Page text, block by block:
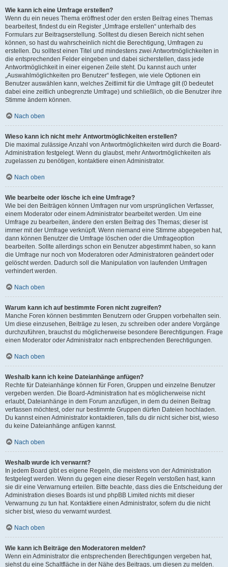
Wie kann ich eine Umfrage erstellen?
Wenn du ein neues Thema eröffnest oder den ersten Beitrag eines Themas
bearbeitest, findest du ein Register „Umfrage erstellen“ unterhalb des
Formulars zur Beitragserstellung. Solltest du diesen Bereich nicht sehen
können, so hast du wahrscheinlich nicht die Berechtigung, Umfragen zu
erstellen. Du solltest einen Titel und mindestens zwei Antwortmöglichkeiten in
die entsprechenden Felder eingeben und dabei sicherstellen, dass jede
Antwortmöglichkeit in einer eigenen Zeile steht. Du kannst auch unter
„Auswahlmöglichkeiten pro Benutzer“ festlegen, wie viele Optionen ein
Benutzer auswählen kann, welches Zeitlimit für die Umfrage gilt (0 bedeutet
dabei eine zeitlich unbegrenzte Umfrage) und schließlich, ob die Benutzer ihre
Stimme ändern können.
Nach oben
Wieso kann ich nicht mehr Antwortmöglichkeiten erstellen?
Die maximal zulässige Anzahl von Antwortmöglichkeiten wird durch die Board-
Administration festgelegt. Wenn du glaubst, mehr Antwortmöglichkeiten als
zugelassen zu benötigen, kontaktiere einen Administrator.
Nach oben
Wie bearbeite oder lösche ich eine Umfrage?
Wie bei den Beiträgen können Umfragen nur vom ursprünglichen Verfasser,
einem Moderator oder einem Administrator bearbeitet werden. Um eine
Umfrage zu bearbeiten, ändere den ersten Beitrag des Themas; dieser ist
immer mit der Umfrage verknüpft. Wenn niemand eine Stimme abgegeben hat,
dann können Benutzer die Umfrage löschen oder die Umfrageoption
bearbeiten. Sollte allerdings schon ein Benutzer abgestimmt haben, so kann
die Umfrage nur noch von Moderatoren oder Administratoren geändert oder
gelöscht werden. Dadurch soll die Manipulation von laufenden Umfragen
verhindert werden.
Nach oben
Warum kann ich auf bestimmte Foren nicht zugreifen?
Manche Foren können bestimmten Benutzern oder Gruppen vorbehalten sein.
Um diese einzusehen, Beiträge zu lesen, zu schreiben oder andere Vorgänge
durchzuführen, brauchst du möglicherweise besondere Berechtigungen. Frage
einen Moderator oder Administrator nach entsprechenden Berechtigungen.
Nach oben
Weshalb kann ich keine Dateianhänge anfügen?
Rechte für Dateianhänge können für Foren, Gruppen und einzelne Benutzer
vergeben werden. Die Board-Administration hat es möglicherweise nicht
erlaubt, Dateianhänge in dem Forum anzufügen, in dem du deinen Beitrag
verfassen möchtest, oder nur bestimmte Gruppen dürfen Dateien hochladen.
Du kannst einen Administrator kontaktieren, falls du dir nicht sicher bist, wieso
du keine Dateianhänge anfügen kannst.
Nach oben
Weshalb wurde ich verwarnt?
In jedem Board gibt es eigene Regeln, die meistens von der Administration
festgelegt werden. Wenn du gegen eine dieser Regeln verstoßen hast, kann
sie dir eine Verwarnung erteilen. Bitte beachte, dass dies die Entscheidung der
Administration dieses Boards ist und phpBB Limited nichts mit dieser
Verwarnung zu tun hat. Kontaktiere einen Administrator, sofern du die nicht
sicher bist, wieso du verwarnt wurdest.
Nach oben
Wie kann ich Beiträge den Moderatoren melden?
Wenn ein Administrator die entsprechenden Berechtigungen vergeben hat,
siehst du eine Schaltfläche in der Nähe des Beitrags, um diesen zu melden.